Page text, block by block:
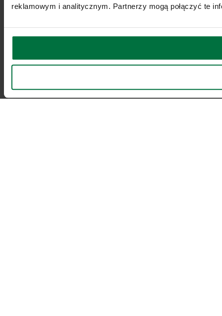
reklamowym i analitycznym. Partnerzy mogą połączyć te